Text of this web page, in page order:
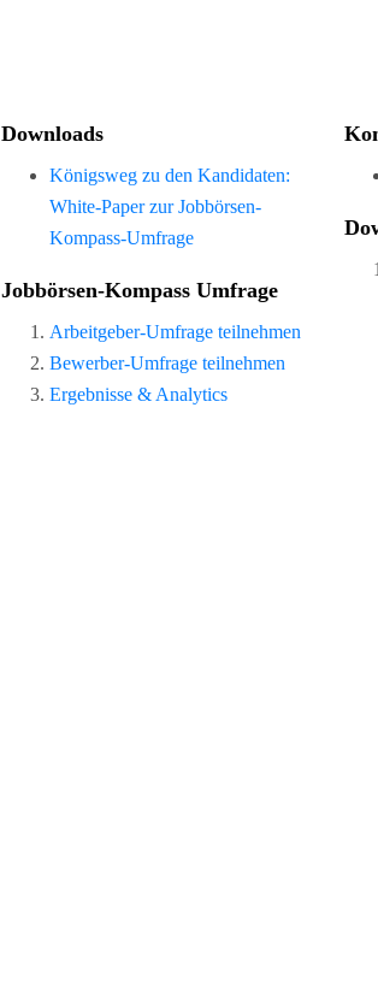
Downloads
Königsweg zu den Kandidaten:
White-Paper zur Jobbörsen-
Kompass-Umfrage
Jobbörsen-Kompass Umfrage
Arbeitgeber-Umfrage teilnehmen
Bewerber-Umfrage teilnehmen
Ergebnisse & Analytics